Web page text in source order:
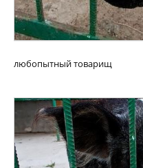
любопытный товарищ